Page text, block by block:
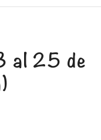
al 25 de